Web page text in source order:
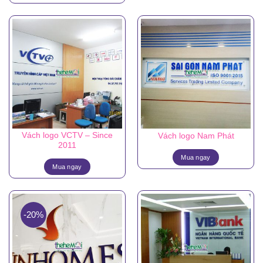
15.000.000₫.
là:
9.800.000₫.
Vách logo VCTV – Since
2011
Mua ngay
Vách logo Nam Phát
Mua ngay
-20%